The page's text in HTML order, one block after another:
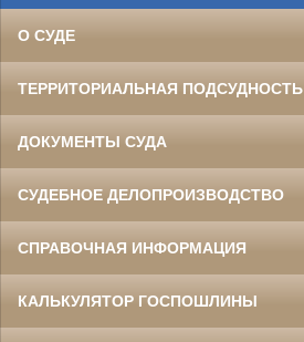
О СУДЕ
ТЕРРИТОРИАЛЬНАЯ ПОДСУДНОСТЬ
ДОКУМЕНТЫ СУДА
СУДЕБНОЕ ДЕЛОПРОИЗВОДСТВО
СПРАВОЧНАЯ ИНФОРМАЦИЯ
КАЛЬКУЛЯТОР ГОСПОШЛИНЫ